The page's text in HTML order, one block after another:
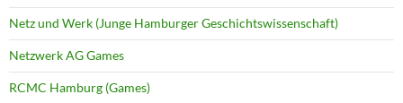
Netz und Werk (Junge Hamburger Geschichtswissenschaft)
Netzwerk AG Games
RCMC Hamburg (Games)